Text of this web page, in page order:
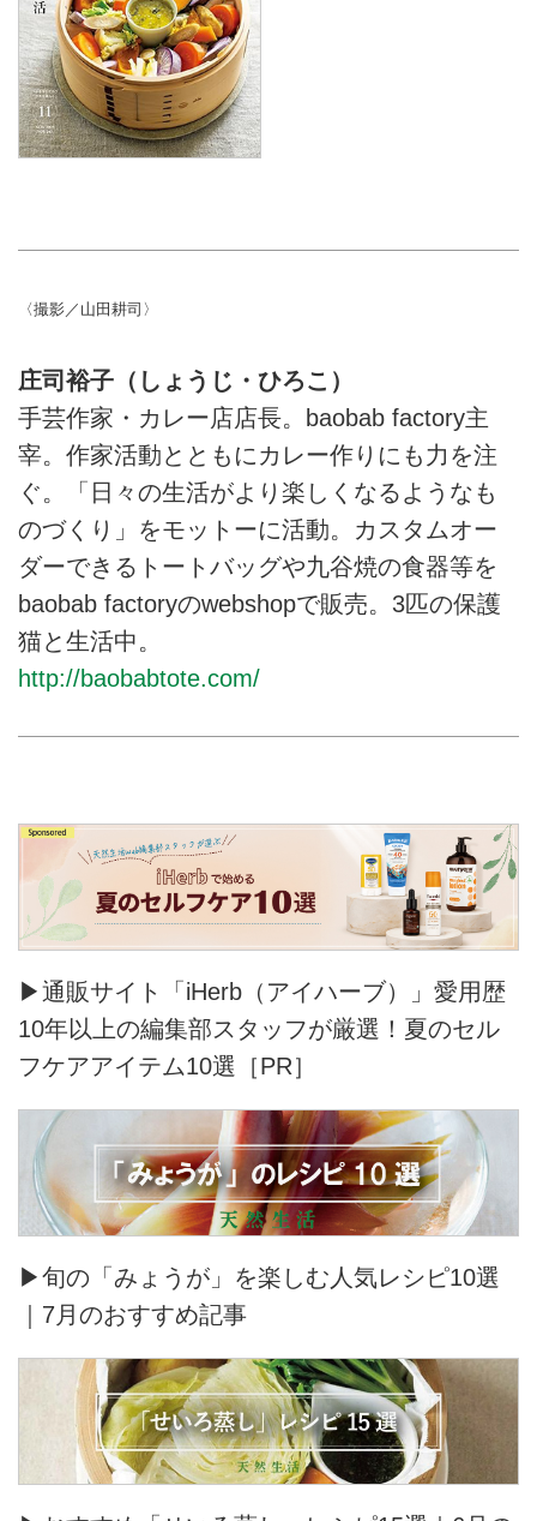
〈撮影／山田耕司〉
庄司裕子（しょうじ・ひろこ）
手芸作家・カレー店店長。baobab factory主
宰。作家活動とともにカレー作りにも力を注
ぐ。「日々の生活がより楽しくなるようなも
のづくり」をモットーに活動。カスタムオー
ダーできるトートバッグや九谷焼の食器等を
baobab factoryのwebshopで販売。3匹の保護
猫と生活中。
http://baobabtote.com/
▶通販サイト「iHerb（アイハーブ）」愛用歴
10年以上の編集部スタッフが厳選！夏のセル
フケアアイテム10選［PR］
▶旬の「みょうが」を楽しむ人気レシピ10選
｜7月のおすすめ記事